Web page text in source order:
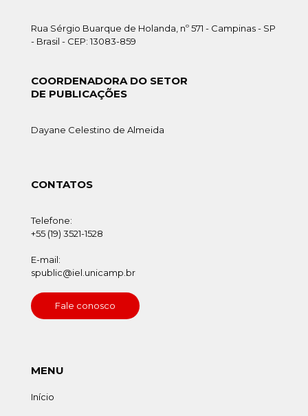
Rua Sérgio Buarque de Holanda, nº 571 - Campinas - SP
- Brasil - CEP: 13083-859
COORDENADORA DO SETOR
DE PUBLICAÇÕES
Dayane Celestino de Almeida
CONTATOS
Telefone:
+55 (19) 3521-1528
E-mail:
spublic@iel.unicamp.br
Fale conosco
MENU
Início